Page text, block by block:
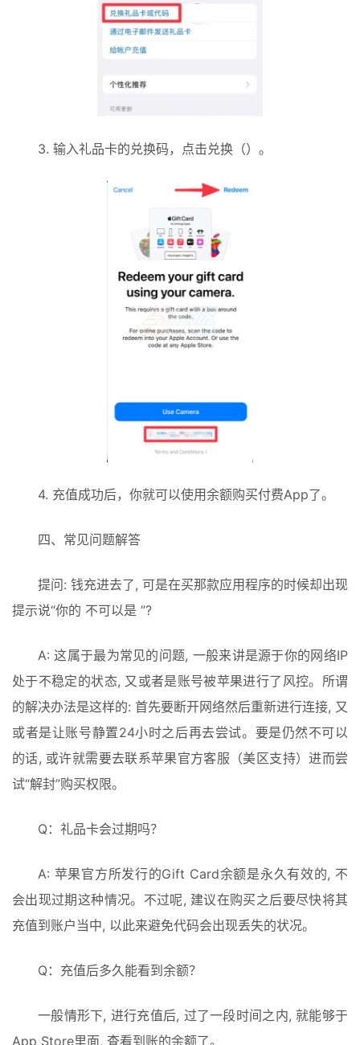
3. 输入礼品卡的兑换码，点击兑换（）。
4. 充值成功后，你就可以使用余额购买付费App了。
四、常见问题解答
提问: 钱充进去了, 可是在买那款应用程序的时候却出现
提示说“你的 不可以是 ”?
A: 这属于最为常见的问题, 一般来讲是源于你的网络IP
处于不稳定的状态, 又或者是账号被苹果进行了风控。所谓
的解决办法是这样的: 首先要断开网络然后重新进行连接, 又
或者是让账号静置24小时之后再去尝试。要是仍然不可以
的话, 或许就需要去联系苹果官方客服（美区支持）进而尝
试“解封”购买权限。
Q：礼品卡会过期吗？
A: 苹果官方所发行的Gift Card余额是永久有效的, 不
会出现过期这种情况。不过呢, 建议在购买之后要尽快将其
充值到账户当中, 以此来避免代码会出现丢失的状况。
Q：充值后多久能看到余额？
一般情形下, 进行充值后, 过了一段时间之内, 就能够于
App Store里面, 查看到账的余额了。